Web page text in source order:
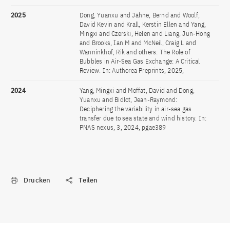
2025
Dong, Yuanxu and Jähne, Bernd and Woolf,
David Kevin and Krall, Kerstin Ellen and Yang,
Mingxi and Czerski, Helen and Liang, Jun-Hong
and Brooks, Ian M and McNeil, Craig L and
Wanninkhof, Rik and others: The Role of
Bubbles in Air-Sea Gas Exchange: A Critical
Review. In: Authorea Preprints, 2025,
2024
Yang, Mingxi and Moffat, David and Dong,
Yuanxu and Bidlot, Jean-Raymond:
Deciphering the variability in air-sea gas
transfer due to sea state and wind history. In:
PNAS nexus, 3, 2024, pgae389
Drucken Teilen